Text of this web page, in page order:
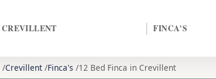
CREVILLENT FINCA'S
Crevillent Finca's 12 Bed Finca in Crevillent